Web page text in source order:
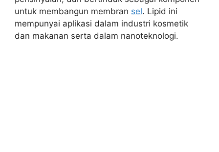
untuk membangun membran sel. Lipid ini
mempunyai aplikasi dalam industri kosmetik
dan makanan serta dalam nanoteknologi.